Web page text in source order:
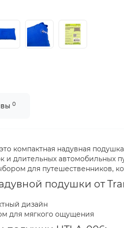
0
компактная надувная
и длительных автомобильных
для путешественников,
подушки от
дизайн
для мягкого ощущения